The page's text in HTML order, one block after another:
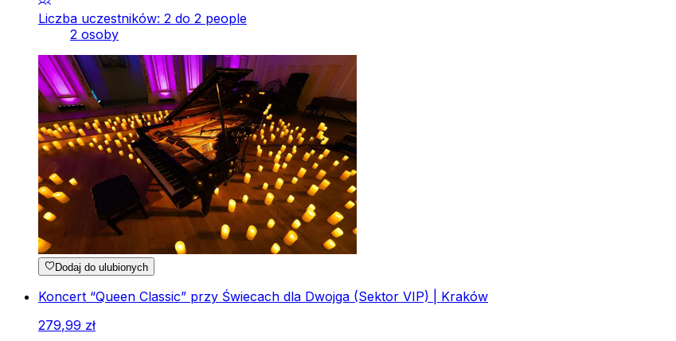
Liczba uczestników: 2 do 2 people
2 osoby
Dodaj do ulubionych
Koncert “Queen Classic” przy Świecach dla Dwojga (Sektor VIP) | Kraków
279,99 zł